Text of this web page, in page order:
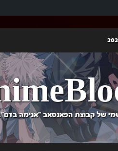
של קבוצת הפאנסאב "אנימה